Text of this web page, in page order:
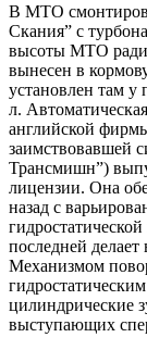
В МТО
Скания” с
высоты МТО
вынесен в
установлен там у
л.
английской
заимствовавшей
Трансмишн”)
лицензии. Она
назад с
последней
Механизмом
цилиндрические
выступающих